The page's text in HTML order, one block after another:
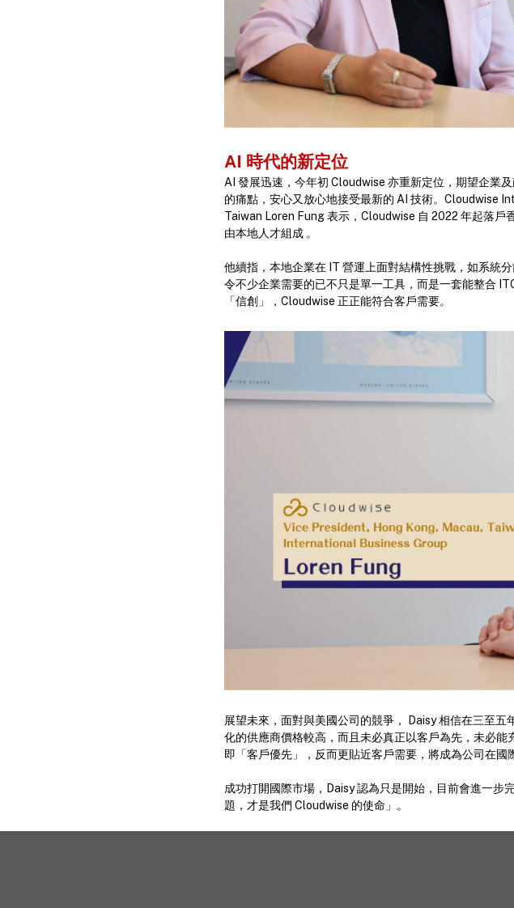
AI 時代的新定位
AI 發展迅速，今年初 Cloudwise 亦重新定位，期望企業
的痛點，安心又放心地接受最新的 AI 技術。Cloudwise
Taiwan Loren Fung 表示，Cloudwise 自 2022 年起落戶
由本地人才組成 。
他續指，本地企業在 IT 營運上面對結構性挑戰，如系統
令不少企業需要的已不只是單一工具，而是一套能整合
「信創」，Cloudwise 正正能符合客戶需要。
展望未來，面對與美國公司的競爭， Daisy 相信在三至
化的供應商價格較高，而且未必真正以客戶為先，未必
即「客戶優先」，反而更貼近客戶需要，將成為公司在國
成功打開國際市場，Daisy 認為只是開始，目前會進一步
題，才是我們 Cloudwise 的使命」。